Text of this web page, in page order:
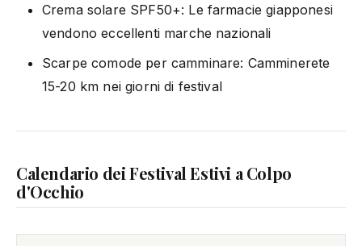
Crema solare SPF50+: Le farmacie giapponesi
vendono eccellenti marche nazionali
Scarpe comode per camminare: Camminerete
15-20 km nei giorni di festival
Calendario dei Festival Estivi a Colpo
d'Occhio